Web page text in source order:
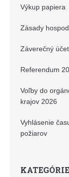
Výkup papiera
Zásady
Záverečný
Referendum
Voľby do
krajov 2026
Vyhlásenie
požiarov
KATEGÓRIE